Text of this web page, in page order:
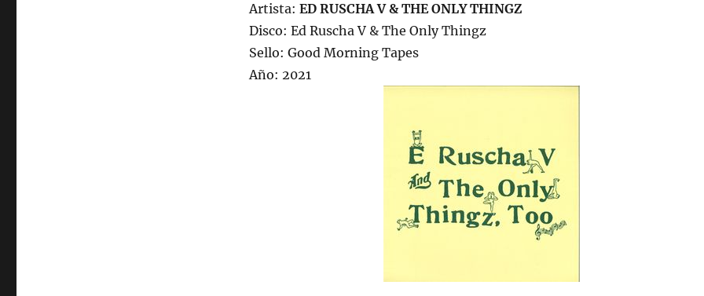
Artista: ED RUSCHA V & THE ONLY THINGZ
Disco: Ed Ruscha V & The Only Thingz
Sello: Good Morning Tapes
Año: 2021